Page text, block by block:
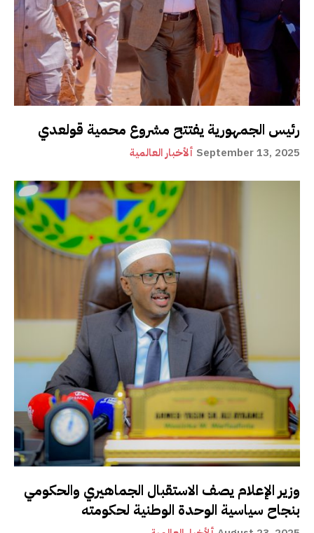
رئيس الجمهورية يفتتح مشروع محمية قولعدي
ألأخبار العالمية September 13, 2025
وزير الإعلام يصف الاستقبال الجماهيري والحكومي
بنجاح سياسية الوحدة الوطنية لحكومته